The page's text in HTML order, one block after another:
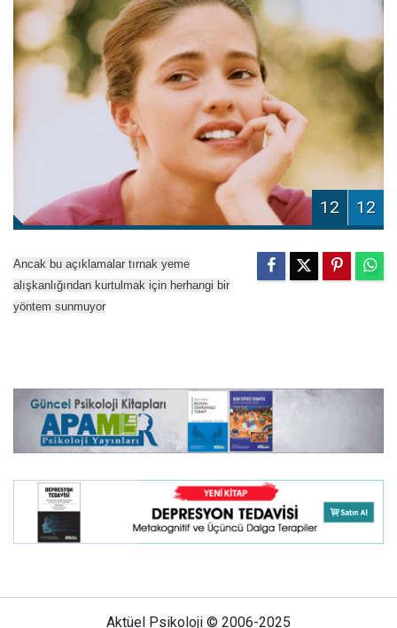
12 12
Ancak bu açıklamalar tırnak yeme
alışkanlığından kurtulmak için herhangi bir
yöntem sunmuyor
Aktüel Psikoloji © 2006-2025